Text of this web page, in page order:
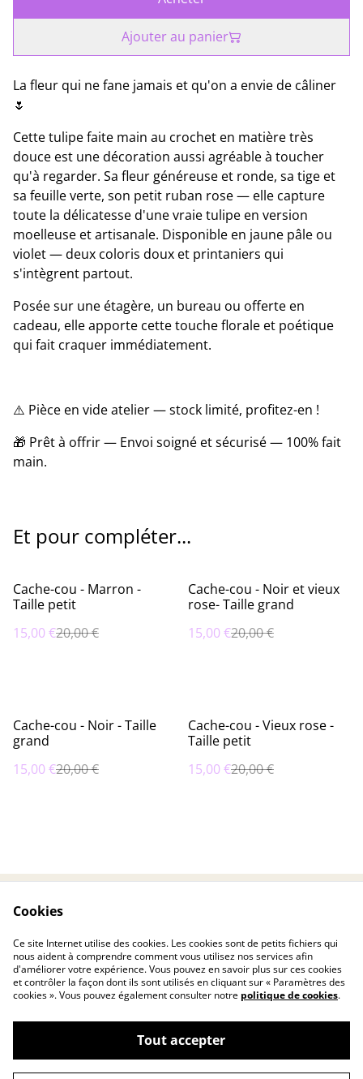
Ajouter au panier
La fleur qui ne fane jamais et qu'on a envie de câliner
🌷
Cette tulipe faite main au crochet en matière très
douce est une décoration aussi agréable à toucher
qu'à regarder. Sa fleur généreuse et ronde, sa tige et
sa feuille verte, son petit ruban rose — elle capture
toute la délicatesse d'une vraie tulipe en version
moelleuse et artisanale. Disponible en jaune pâle ou
violet — deux coloris doux et printaniers qui
s'intègrent partout.
Posée sur une étagère, un bureau ou offerte en
cadeau, elle apporte cette touche florale et poétique
qui fait craquer immédiatement.
⚠️ Pièce en vide atelier — stock limité, profitez-en !
🎁 Prêt à offrir — Envoi soigné et sécurisé — 100% fait
main.
Et pour compléter...
%
Cache-cou - Marron -
Taille petit
15,00 €20,00 €
%
Cache-cou - Noir et vieux
rose- Taille grand
15,00 €20,00 €
%
Cache-cou - Noir - Taille
grand
15,00 €20,00 €
%
Cache-cou - Vieux rose -
Taille petit
15,00 €20,00 €
Politique de
confidentialité
Politique de cookies
©2026Deinias
Cookies
Ce site Internet utilise des cookies. Les cookies sont de petits fichiers qui
nous aident à comprendre comment vous utilisez nos services afin
d'améliorer votre expérience. Vous pouvez en savoir plus sur ces cookies
et contrôler la façon dont ils sont utilisés en cliquant sur « Paramètres des
cookies ». Vous pouvez également consulter notre politique de cookies.
Tout accepter